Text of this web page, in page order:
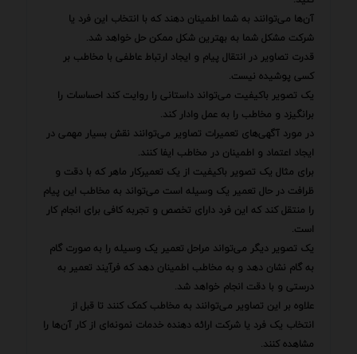
آن‌ها می‌توانند به شما اطمینان دهند که با انتخاب این فرد یا
شرکت مشکل شما به بهترین شکل ممکن حل خواهد شد.
قدرت تصاویر در انتقال پیام و ایجاد ارتباط عاطفی با مخاطب بر
کسی پوشیده نیست.
یک تصویر باکیفیت می‌تواند داستانی را روایت کند احساسات را
برانگیزد و مخاطب را به عمل وادار کند.
در مورد آگهی‌های تعمیرات تصاویر می‌توانند نقش بسیار مهمی در
ایجاد اعتماد و اطمینان در مخاطب ایفا کنند.
برای مثال یک تصویر باکیفیت از یک تعمیرکار ماهر که با دقت و
ظرافت در حال تعمیر یک وسیله است می‌تواند به مخاطب این پیام
را منتقل کند که این فرد دارای تخصص و تجربه کافی برای انجام کار
است.
یک تصویر دیگر می‌تواند مراحل تعمیر یک وسیله را به صورت گام
به گام نشان دهد و به مخاطب اطمینان دهد که فرآیند تعمیر به
درستی و با دقت انجام خواهد شد.
علاوه بر این تصاویر می‌توانند به مخاطب کمک کنند تا قبل از
انتخاب یک فرد یا شرکت ارائه دهنده خدمات نمونه‌ای از کار آن‌ها را
مشاهده کنند.